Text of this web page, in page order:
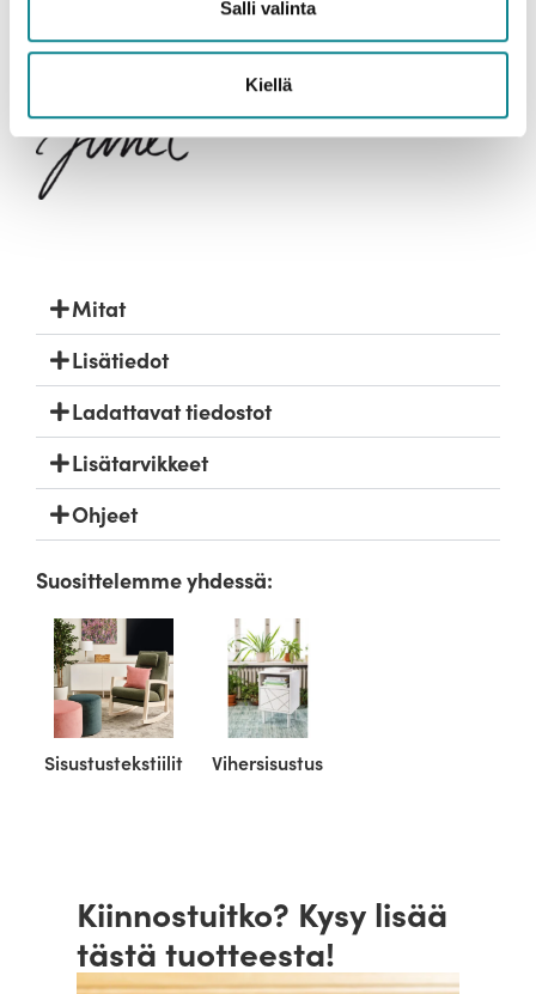
Salli valinta
Kiellä
Mitat
Lisätiedot
Ladattavat tiedostot
Lisätarvikkeet
Ohjeet
Suosittelemme yhdessä:
Sisustustekstiilit Vihersisustus
Kiinnostuitko? Kysy lisää
tästä tuotteesta!